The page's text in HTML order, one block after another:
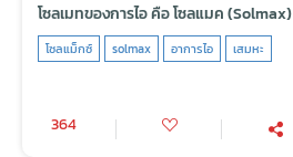
โซลเมทของการไอ คือ โซลแมค (Solmax)
โซลแม็กซ์ solmax อาการไอ เสมหะ
364